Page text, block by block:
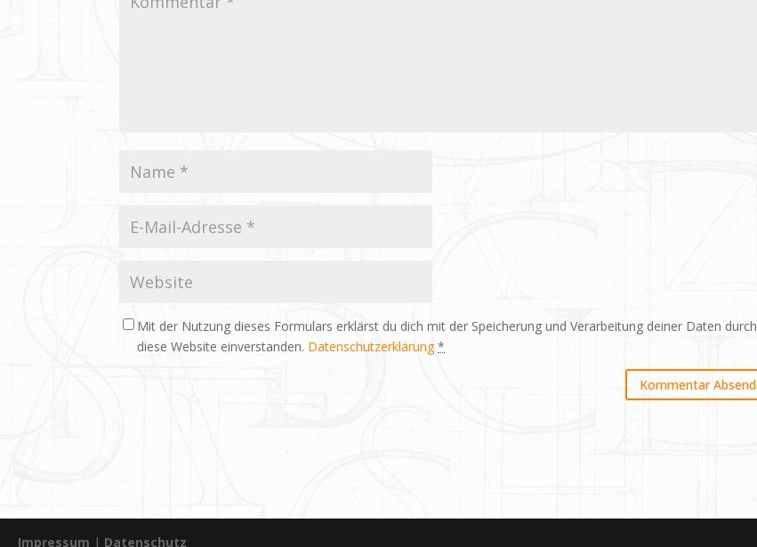
Mit der Nutzung dieses Formulars erklärst du dich mit der Speicherung und Verarbeitung deiner Daten durch
diese Website einverstanden. Datenschutzerklärung *
Impressum | Datenschutz